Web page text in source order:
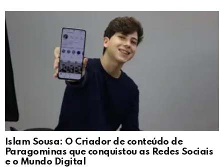
Islam Sousa: O Criador de conteúdo de
Paragominas que conquistou as Redes Sociais
e o Mundo Digital